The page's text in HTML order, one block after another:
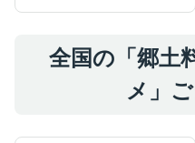
全国の「郷土
メ」